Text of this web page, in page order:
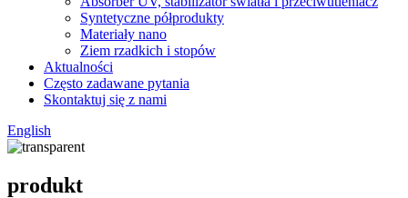
Syntetyczne półprodukty
Materiały nano
Ziem rzadkich i stopów
Aktualności
Często zadawane pytania
Skontaktuj się z nami
English
produkt